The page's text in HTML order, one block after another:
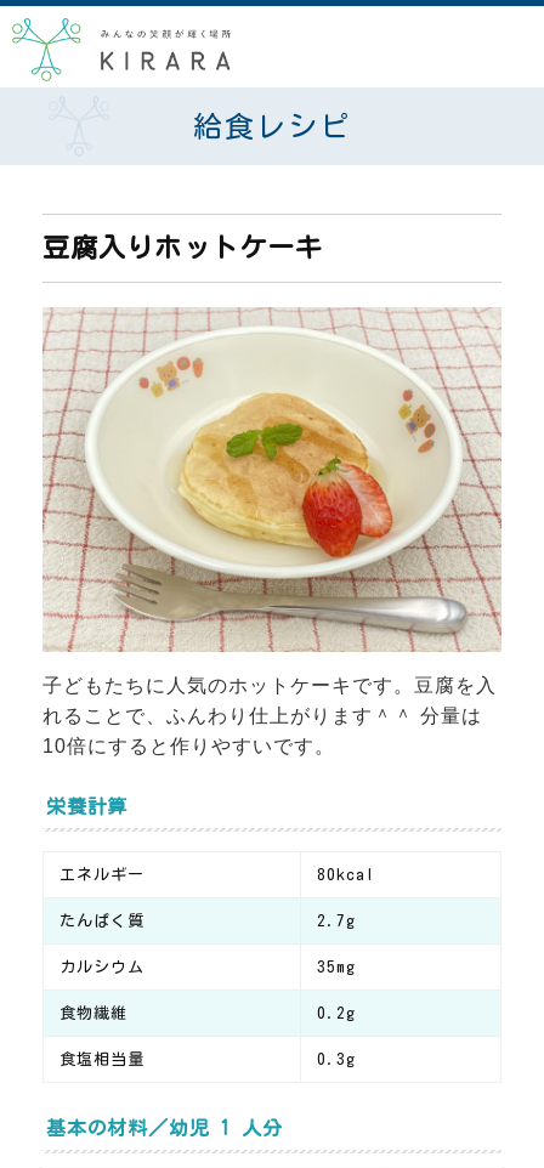
給食レシピ
豆腐入りホットケーキ
子どもたちに人気のホットケーキです。豆腐を入
れることで、ふんわり仕上がります＾＾ 分量は
10倍にすると作りやすいです。
栄養計算
エネルギー 80kcal
たんぱく質 2.7g
カルシウム 35mg
食物繊維 0.2g
食塩相当量 0.3g
基本の材料／幼児 1 人分